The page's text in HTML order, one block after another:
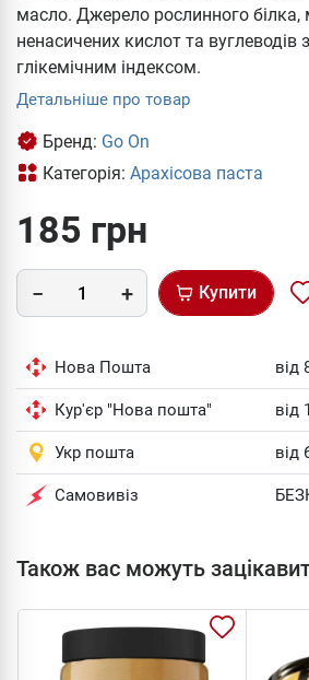
масло. Джерело рослинного білка,
ненасичених кислот та вуглеводів
глікемічним індексом.
Детальніше про товар
Бренд: Go On
Категорія: Арахісова паста
185 грн
Купити
Нова Пошта від
Кур'єр "Нова пошта" від
Укр пошта від
Самовивіз
Також вас можуть